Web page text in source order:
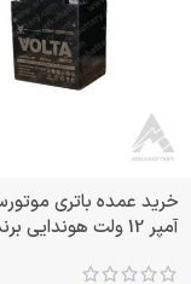
آمپر 12 ولت هوندایی برند ولتا